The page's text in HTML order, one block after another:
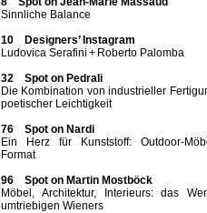
Sinnliche Balance
10 Designers’ Instagram
Ludovica Serafini + Roberto Palomba
32 Spot on Pedrali
Die Kombination von industrieller
poetischer Leichtigkeit
76 Spot on Nardi
Ein Herz für Kunststoff: Outdoor-
Format
96 Spot on Martin Mostböck
Möbel, Architektur, Interieurs: das
umtriebigen Wieners